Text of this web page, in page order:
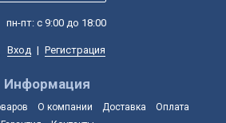
пн-пт: с 9:00 до 18:00
Вход | Регистрация
Информация
О компании Доставка
Оплата